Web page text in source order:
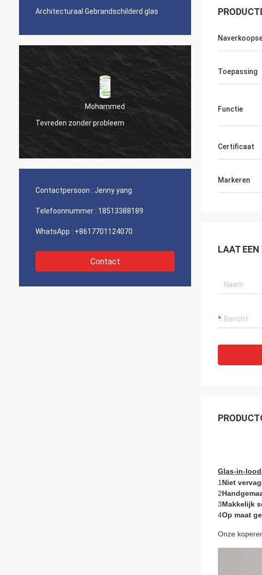
Architecturaal Gebrandschilderd glas
Mohammed
Tevreden zonder probleem
Contactpersoon : Jenny yang
Telefoonnummer : 18513388189
WhatsApp : +8617701124070
Contact
Toepassing
Functie
Certificaat
Markeren
LAAT
Glas-in-
1 Niet
2
3Makkelijk
4Op maat
Onze